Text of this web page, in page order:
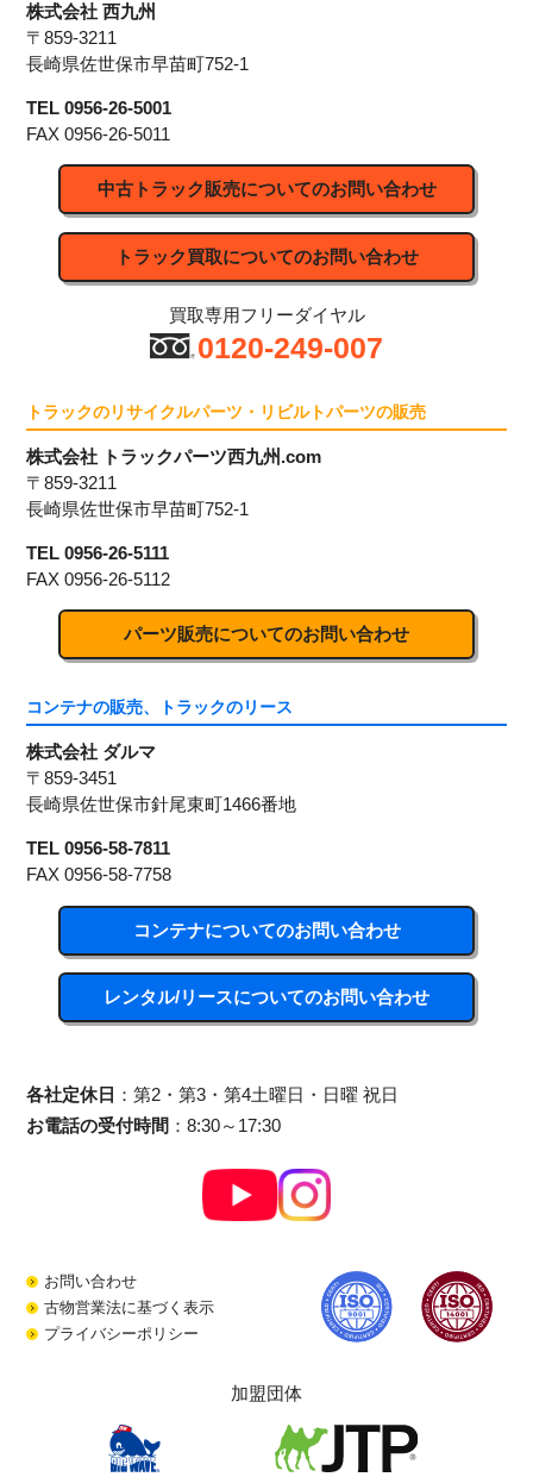
株式会社 西九州
〒859-3211
長崎県佐世保市早苗町752-1
TEL0956-26-5001
FAX0956-26-5011
中古トラック販売についてのお問い合わせ
トラック買取についてのお問い合わせ
買取専用フリーダイヤル
0120-249-007
トラックのリサイクルパーツ・リビルトパーツの販売
株式会社 トラックパーツ西九州.com
〒859-3211
長崎県佐世保市早苗町752-1
TEL0956-26-5111
FAX0956-26-5112
パーツ販売についてのお問い合わせ
コンテナの販売、トラックのリース
株式会社 ダルマ
〒859-3451
長崎県佐世保市針尾東町1466番地
TEL0956-58-7811
FAX 0956-58-7758
コンテナについてのお問い合わせ
レンタル/リースについてのお問い合わせ
各社定休日 ：第2・第3・第4土曜日・日曜 祝日
お電話の受付時間 ：8:30～17:30
お問い合わせ
古物営業法に基づく表示
プライバシーポリシー
加盟団体